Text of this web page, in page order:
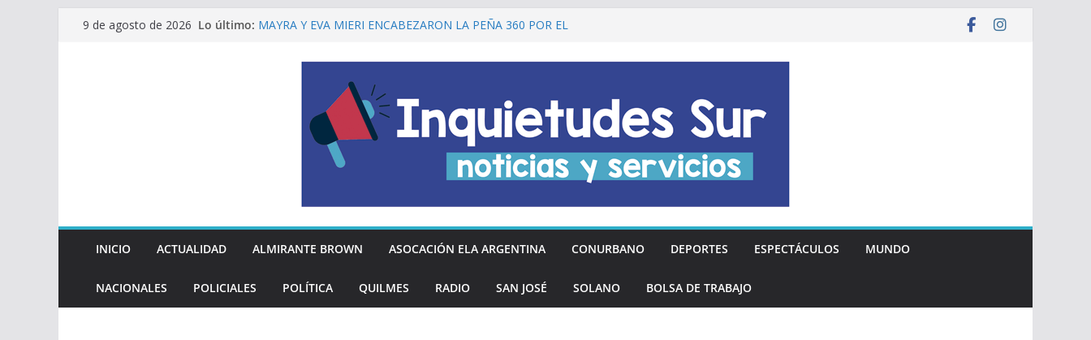
Saltar9 de agosto de 2026 Lo último: MAYRA Y EVA MIERI ENCABEZARON LA PEÑA 360 POR EL
PELUQUERÍAS TODOS LOS DÍAS MIÉRCOLES
Encuesta: qué piensan los hinchas argentinos de las nuevas
reglas del Mundial
EL MUNICIPIO ENTREGÓ MÁS DE 20 PRÓTESIS DENTALES
A VECINAS Y VECINOS DE QUILMES OESTE
La Diócesis de Quilmes recordó a Jorge Novak a 25 años de
INICIO ACTUALIDAD ALMIRANTE BROWN ASOCACIÓN ELA ARGENTINA CONURBANO DEPORTES ESPECTÁCULOS MUNDO
NACIONALES POLICIALES POLÍTICA QUILMES RADIO SAN JOSÉ SOLANO BOLSA DE TRABAJO